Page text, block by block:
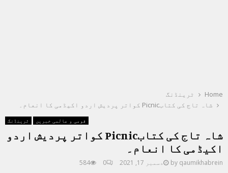
Home
ٹرینڈنگ
شاہ تاج کی کتابPicnic کواتر پردیش اردو اکیڈمی کا انعام۔
ٹرینڈنگ قومی و عالمی خبریں
شاہ تاج کی کتابPicnic کواتر پردیش اردو
اکیڈمی کا انعام۔
by qaumikhabrein دسمبر 17, 2021 0
584